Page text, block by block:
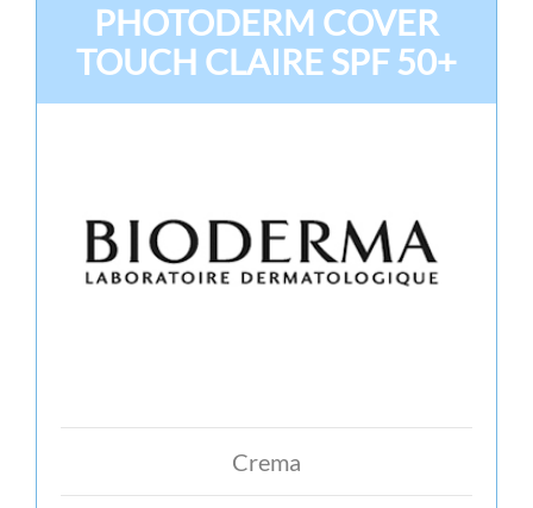
PHOTODERM COVER
TOUCH CLAIRE SPF 50+
Crema